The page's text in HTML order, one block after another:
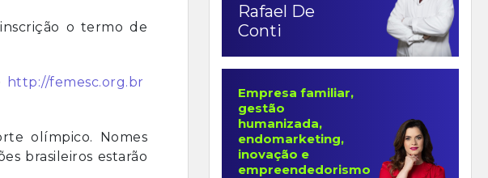
o termo de
http://femesc.org.br
olímpico. Nomes
brasileiros estarão
Rafael De
Conti
Empresa familiar,
gestão
humanizada,
endomarketing,
inovação e
empreendedorismo